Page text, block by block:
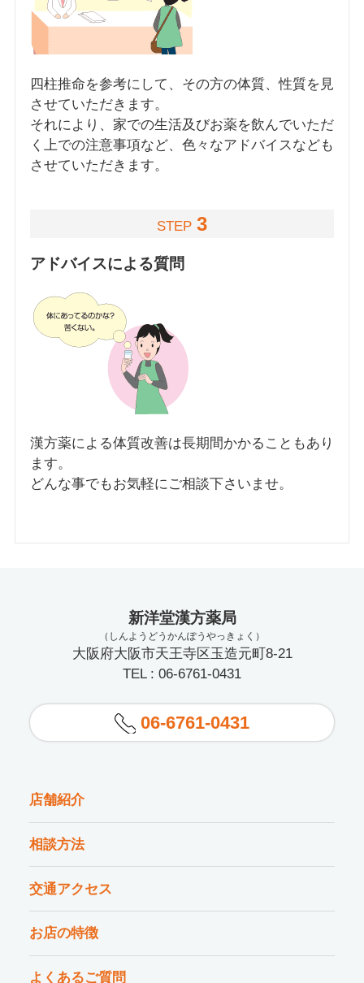
四柱推命を参考にして、その方の体質、性質を見
させていただきます。
それにより、家での生活及びお薬を飲んでいただ
く上での注意事項など、色々なアドバイスなども
させていただきます。
STEP 3
アドバイスによる質問
漢方薬による体質改善は長期間かかることもあり
ます。
どんな事でもお気軽にご相談下さいませ。
新洋堂漢方薬局
（しんようどうかんぽうやっきょく）
大阪府大阪市天王寺区玉造元町8-21
TEL : 06-6761-0431
06-6761-0431
店舗紹介
相談方法
交通アクセス
お店の特徴
よくあるご質問